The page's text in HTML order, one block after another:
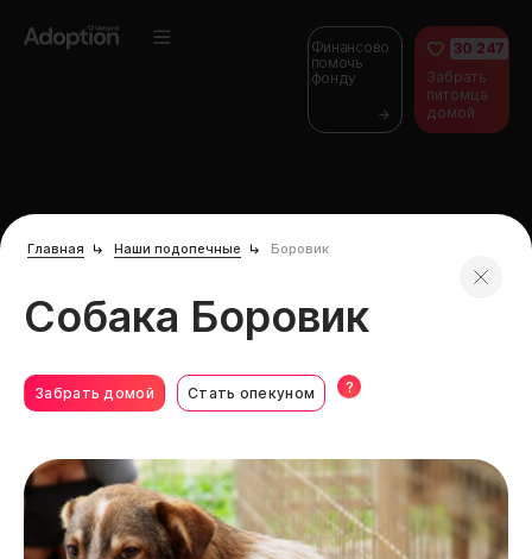
Финансово
помочь
фонду
30 247
Забрать
питомца
домой
Главная Наши подопечные Боровик
Собака Боровик
Забрать домой Стать опекуном ?